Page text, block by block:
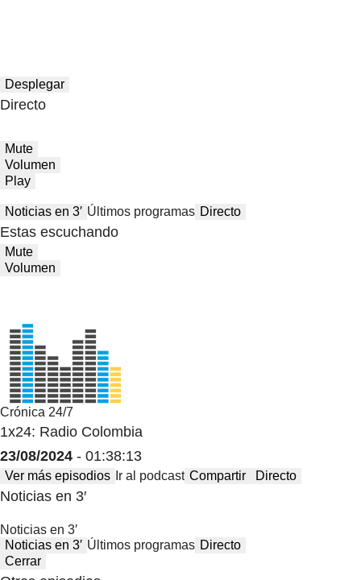
Desplegar
Directo
Mute
Volumen
Play
Noticias en 3′ Últimos programas Directo
Estas escuchando
Mute
Volumen
Crónica 24/7
1x24: Radio Colombia
23/08/2024 - 01:38:13
Ver más episodios Ir al podcast Compartir Directo
Noticias en 3′
Noticias en 3′
Noticias en 3′ Últimos programas Directo
Cerrar